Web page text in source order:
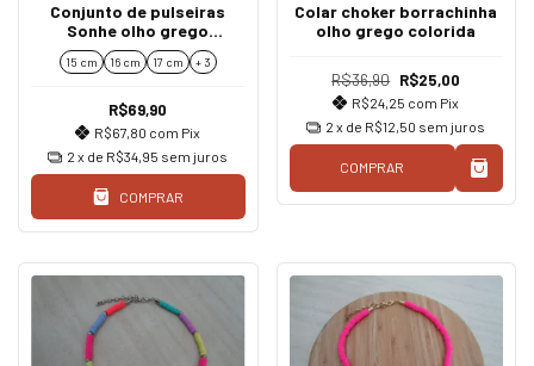
Conjunto de pulseiras
Sonhe olho grego
rosa/azul
15 cm 16 cm 17 cm + 3
R$69,90
R$67,80 com Pix
2 x de R$34,95 sem juros
COMPRAR
Colar choker borrachinha
olho grego colorida
R$36,90 R$25,00
R$24,25 com Pix
2 x de R$12,50 sem juros
COMPRAR